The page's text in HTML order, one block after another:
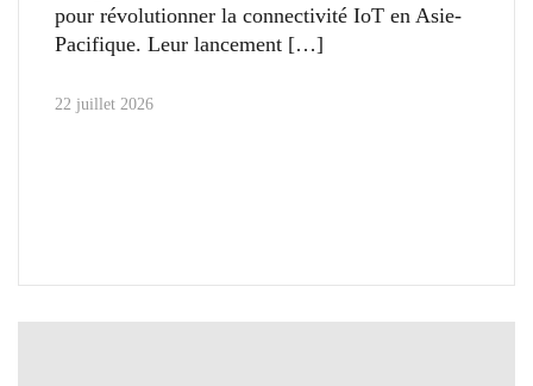
pour révolutionner la connectivité IoT en Asie-
Pacifique. Leur lancement
22 juillet 2026